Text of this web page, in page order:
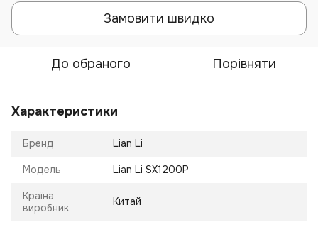
Замовити швидко
До обраного Порівняти
Характеристики
Бренд Lian Li
Модель Lian Li SX1200P
Країна
виробник
Китай